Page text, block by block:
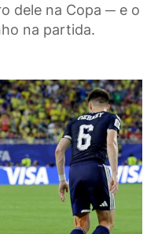
dele na Copa ─ e o
na partida.